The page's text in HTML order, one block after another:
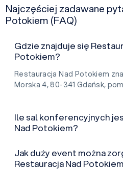
Najczęściej zadawane
Potokiem (FAQ)
Gdzie znajduje się
Potokiem?
Restauracja Nad Potokiem
Morska 4, 80-341 Gdańsk,
Ile sal konferencyjnych
Nad Potokiem?
Jak duży event można
Restauracja Nad